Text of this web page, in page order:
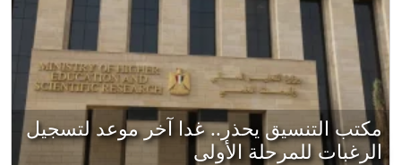
مكتب التنسيق يحذر.. غدا آخر موعد لتسجيل
الرغبات للمرحلة الأولى